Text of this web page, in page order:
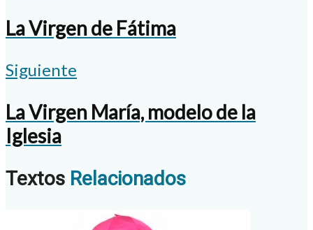
La Virgen de Fátima
Siguiente
La Virgen María, modelo de la
Iglesia
Textos Relacionados